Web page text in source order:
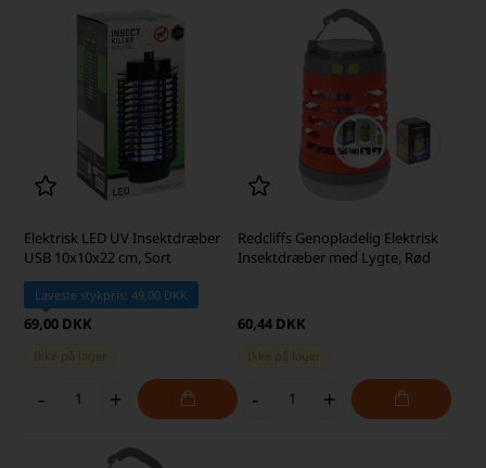
Elektrisk LED UV Insektdræber
USB 10x10x22 cm, Sort
Laveste stykpris: 49,00 DKK
69,00 DKK
Ikke på lager
- +
Redcliffs Genopladelig Elektrisk
Insektdræber med Lygte, Rød
60,44 DKK
Ikke på lager
- +